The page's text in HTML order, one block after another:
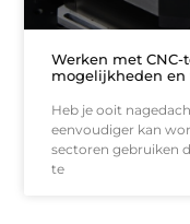
Werken met
mogelijkheden en
Heb je ooit
eenvoudiger kan
sectoren gebruiken
te